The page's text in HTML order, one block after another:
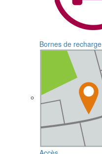
Bornes de recharge